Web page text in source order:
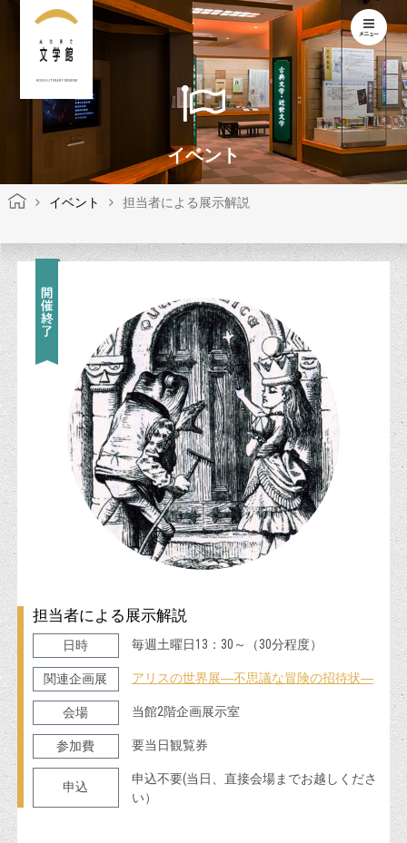
KOCHI LITERARY MUSEUM
イベント
イベント 担当者による展示解説
担当者による展示解説
日時 毎週土曜日13：30～（30分程度）
関連企画展 アリスの世界展―不思議な冒険の招待状―
会場 当館2階企画展示室
参加費 要当日観覧券
申込
申込不要(当日、直接会場までお越しくださ
い）